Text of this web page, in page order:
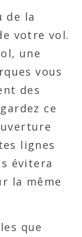
de la
votre vol.
une
vous
des
ce
lignes
évitera
la même
que